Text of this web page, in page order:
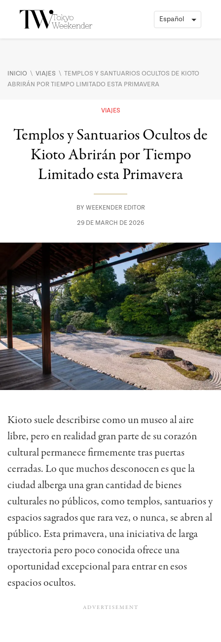
INICIO \ VIAJES \ TEMPLOS Y SANTUARIOS OCULTOS DE KIOTO
ABRIRÁN POR TIEMPO LIMITADO ESTA PRIMAVERA
VIAJES
Templos y Santuarios Ocultos de
Kioto Abrirán por Tiempo
Limitado esta Primavera
BY WEEKENDER EDITOR
29 DE MARCH DE 2026
Kioto suele describirse como un museo al aire
libre, pero en realidad gran parte de su corazón
cultural permanece firmemente tras puertas
cerradas. Lo que muchos desconocen es que la
ciudad alberga una gran cantidad de bienes
culturales no públicos, como templos, santuarios y
espacios sagrados que rara vez, o nunca, se abren al
público.Esta primavera, una iniciativa de larga
trayectoria pero poco conocida ofrece una
oportunidad excepcional para entrar en esos
espacios ocultos.